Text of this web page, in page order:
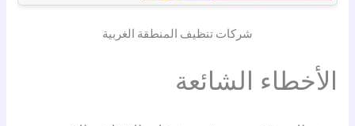
شركات تنظيف المنطقة الغربية
الأخطاء الشائعة